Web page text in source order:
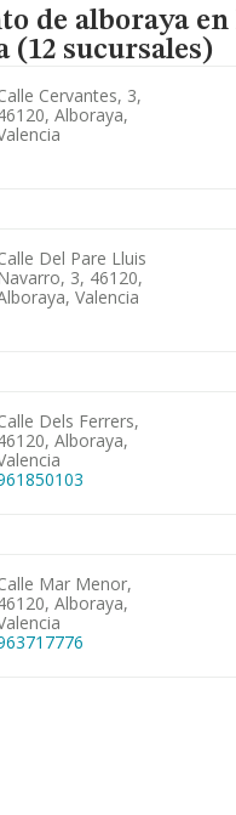
de alboraya
sucursales)
Cervantes, 3,
Alboraya,
Del Pare Lluis
3, 46120,
Valencia
Dels Ferrers,
Alboraya,
Mar Menor,
Alboraya,